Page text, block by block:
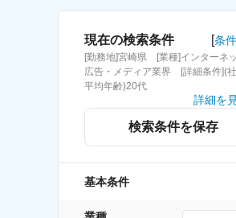
求人特集から探す
現在の検索条件 [条
[勤務地]宮崎県 [業種]インターネ
広告・メディア業界 [詳細条件](
平均年齢)20代
詳細を
検索条件を保存
基本条件